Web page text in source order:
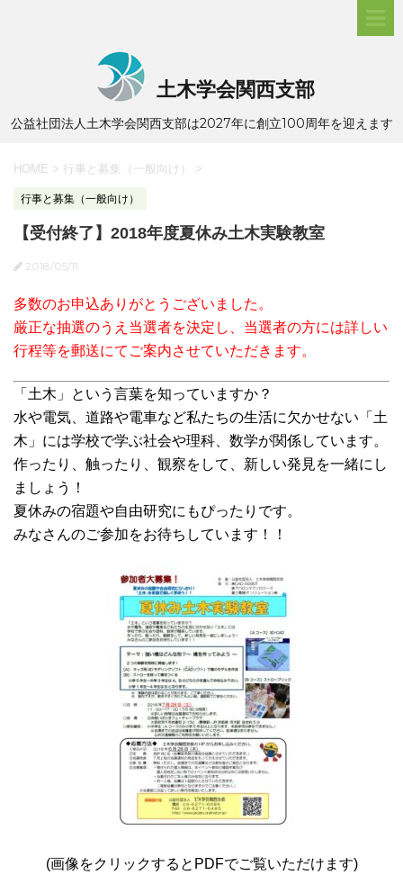
土木学会関西支部
公益社団法人土木学会関西支部は2027年に創立100周年を迎えます
HOME > 行事と募集（一般向け） >
行事と募集（一般向け）
【受付終了】2018年度夏休み土木実験教室
2018/05/11
多数のお申込ありがとうございました。
厳正な抽選のうえ当選者を決定し、当選者の方には詳しい
行程等を郵送にてご案内させていただきます。
「土木」という言葉を知っていますか？
水や電気、道路や電車など私たちの生活に欠かせない「土
木」には学校で学ぶ社会や理科、数学が関係しています。
作ったり、触ったり、観察をして、新しい発見を一緒にし
ましょう！
夏休みの宿題や自由研究にもぴったりです。
みなさんのご参加をお待ちしています！！
(画像をクリックするとPDFでご覧いただけます)